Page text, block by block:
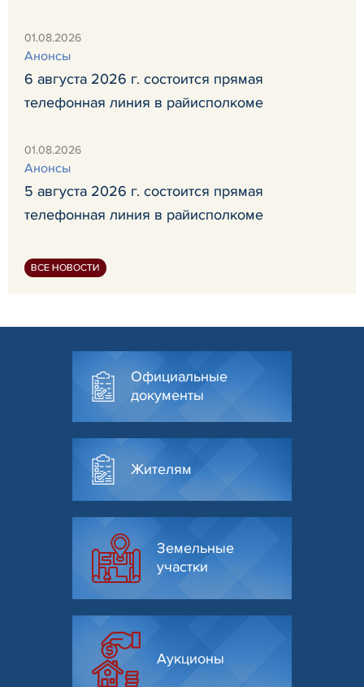
01.08.2026
Анонсы
6 августа 2026 г. состоится прямая
телефонная линия в райисполкоме
01.08.2026
Анонсы
5 августа 2026 г. состоится прямая
телефонная линия в райисполкоме
ВСЕ НОВОСТИ
Официальные
документы
Жителям
Земельные
участки
Аукционы